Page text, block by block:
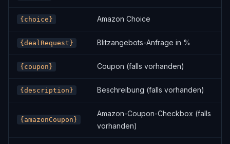
{choice} Amazon Choice
{dealRequest} Blitzangebots-Anfrage in %
{coupon} Coupon (falls vorhanden)
{description} Beschreibung (falls vorhanden)
{amazonCoupon}
Amazon-Coupon-Checkbox (falls
vorhanden)